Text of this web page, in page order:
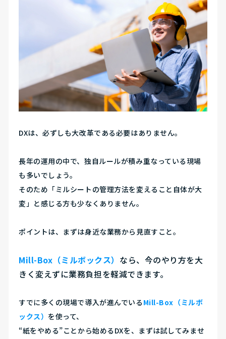
DXは、必ずしも大改革である必要はありません。
長年の運用の中で、独自ルールが積み重なっている現場
も多いでしょう。
そのため 「ミルシートの管理方法を変えること自体が大
変」 と感じる方も少なくありません。
ポイントは、まずは身近な業務から見直すこと。
Mill-Box（ミルボックス） なら、今のやり方を大
きく変えずに業務負担を軽減できます。
すでに多くの現場で導入が進んでいる Mill-Box（ミルボ
ックス） を使って、
“紙をやめる”ことから始めるDXを、まずは試してみませ